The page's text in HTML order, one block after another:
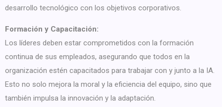
desarrollo tecnológico con los objetivos corporativos.
Formación y Capacitación:
Los líderes deben estar comprometidos con la formación
continua de sus empleados, asegurando que todos en la
organización estén capacitados para trabajar con y junto a la IA.
Esto no solo mejora la moral y la eficiencia del equipo, sino que
también impulsa la innovación y la adaptación.